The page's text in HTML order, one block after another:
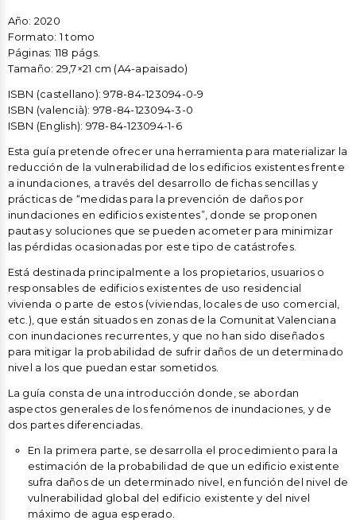
Año: 2020
Formato: 1 tomo
Páginas: 118 págs.
Tamaño: 29,7×21 cm (A4-apaisado)
ISBN (castellano): 978-84-123094-0-9
ISBN (valencià): 978-84-123094-3-0
ISBN (English): 978-84-123094-1-6
Esta guía pretende ofrecer una herramienta para materializar la
reducción de la vulnerabilidad de los edificios existentes frente
a inundaciones, a través del desarrollo de fichas sencillas y
prácticas de “medidas para la prevención de daños por
inundaciones en edificios existentes”, donde se proponen
pautas y soluciones que se pueden acometer para minimizar
las pérdidas ocasionadas por este tipo de catástrofes.
Está destinada principalmente a los propietarios, usuarios o
responsables de edificios existentes de uso residencial
vivienda o parte de estos (viviendas, locales de uso comercial,
etc.), que están situados en zonas de la Comunitat Valenciana
con inundaciones recurrentes, y que no han sido diseñados
para mitigar la probabilidad de sufrir daños de un determinado
nivel a los que puedan estar sometidos.
La guía consta de una introducción donde, se abordan
aspectos generales de los fenómenos de inundaciones, y de
dos partes diferenciadas.
En la primera parte, se desarrolla el procedimiento para la
estimación de la probabilidad de que un edificio existente
sufra daños de un determinado nivel, en función del nivel de
vulnerabilidad global del edificio existente y del nivel
máximo de agua esperado.